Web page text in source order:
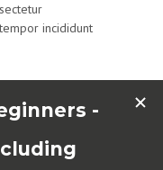
incididunt
incididunt